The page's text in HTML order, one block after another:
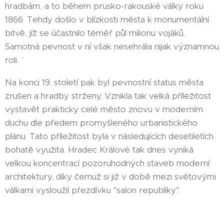
hradbám, a to během prusko-rakouské války roku
1866. Tehdy došlo v blízkosti města k monumentální
bitvě, jíž se účastnilo téměř půl milionu vojáků.
Samotná pevnost v ní však nesehrála nijak významnou
roli. ¨
Na konci 19. století pak byl pevnostní status města
zrušen a hradby strženy. Vznikla tak velká příležitost
vystavět prakticky celé město znovu v moderním
duchu dle předem promyšleného urbanistického
plánu. Tato příležitost byla v následujících desetiletích
bohatě využita. Hradec Králové tak dnes vyniká
velkou koncentrací pozoruhodných staveb moderní
architektury, díky čemuž si již v době mezi světovými
válkami vysloužil přezdívku "salon republiky".